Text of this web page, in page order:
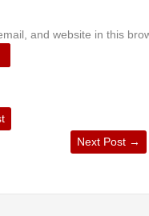
and website in this
Next Post →